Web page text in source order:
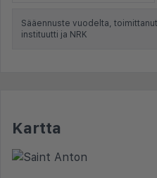
Sääennuste vuodelta,
instituutti ja NRK
Kartta